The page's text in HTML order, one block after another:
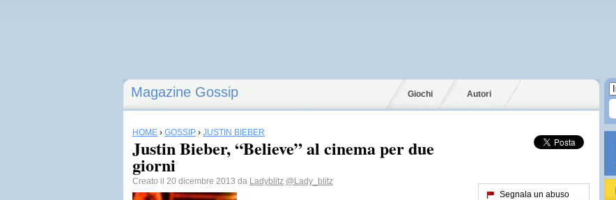
Magazine Gossip Giochi Autori
HOME › GOSSIP › JUSTIN BIEBER
Justin Bieber, “Believe” al cinema per due
giorni
Creato il 20 dicembre 2013 da Ladyblitz @Lady_blitz
Segnala un abuso